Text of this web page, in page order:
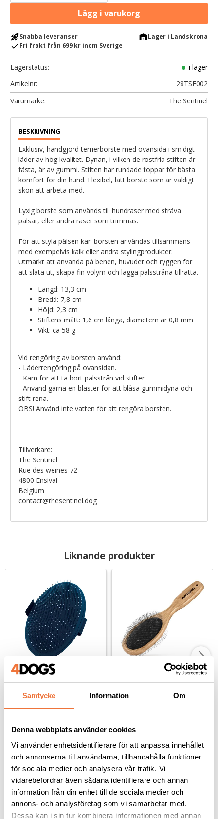
Samtycke Information Om
Denna webbplats använder cookies
Vi använder enhetsidentifierare för att anpassa innehållet
och annonserna till användarna, tillhandahålla funktioner
för sociala medier och analysera vår trafik. Vi
vidarebefordrar även sådana identifierare och annan
information från din enhet till de sociala medier och
annons- och analysföretag som vi samarbetar med.
Dessa kan i sin tur kombinera informationen med annan
rocket_launchSnabba leveranser warehouseLager i Landskrona
checkFri frakt från 699 kr inom Sverige
Lagerstatus
i lager
Artikelnr
28TSE002
The Sentinel
Exklusiv, handgjord terrierborste med ovansida i smidigt
läder av hög kvalitet. Dynan, i vilken de rostfria stiften är
fästa, är av gummi. Stiften har rundade toppar för bästa
komfort för din hund. Flexibel, lätt borste som är väldigt
skön att arbeta med.
Lyxig borste som används till hundraser med sträva
pälsar, eller andra raser som trimmas.
För att styla pälsen kan borsten användas tillsammans
med exempelvis kalk eller andra stylingprodukter.
Utmärkt att använda på benen, huvudet och ryggen för
att släta ut, skapa fin volym och lägga pälsstråna tillrätta.
Längd: 13,3 cm
Bredd: 7,8 cm
Höjd: 2,3 cm
Stiftens mått: 1,6 cm långa, diametern är 0,8 mm
Vikt: ca 58 g
Vid rengöring av borsten använd:
- Läderrengöring på ovansidan.
- Kam för att ta bort pälsstrån vid stiften.
- Använd gärna en blaster för att blåsa gummidyna och
stift rena.
OBS! Använd inte vatten för att rengöra borsten.
Tillverkare:
The Sentinel
Rue des weines 72
4800 Ensival
Belgium
contact@thesentinel.dog
Liknande produkter
Show Tech
Borste för sträva pälsar
Artero Nova Nature
Borste/karda -
Andra köpte även